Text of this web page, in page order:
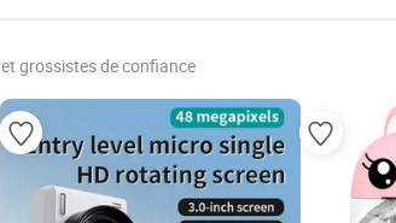
grossistes de confiance